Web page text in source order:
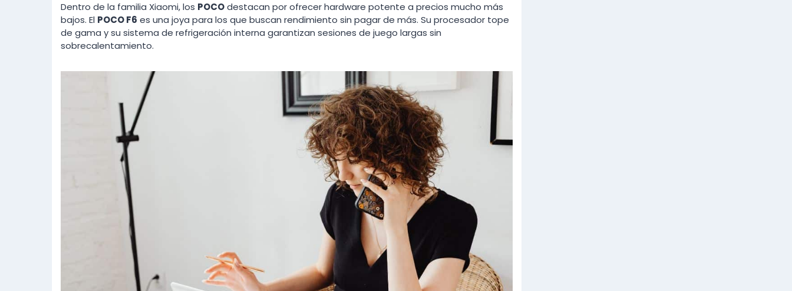
Dentro de la familia Xiaomi, los POCOdestacan por ofrecer hardware potente a precios mucho más
bajos. El POCO F6 es una joya para los que buscan rendimiento sin pagar de más. Su procesador tope
de gama y su sistema de refrigeración interna garantizan sesiones de juego largas sin
sobrecalentamiento.